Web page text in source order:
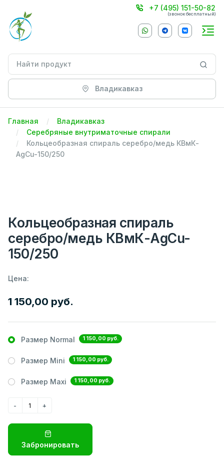
+7 (495) 151-50-82
(звонок бесплатный)
Владикавказ
Главная
Владикавказ
Серебряные внутриматочные спирали
Кольцеобразная спираль серебро/медь КВмК-
AgCu-150/250
Кольцеобразная спираль
серебро/медь КВмК-AgCu-
150/250
Цена:
1 150,00 руб.
Размер Normal 1 150,00 руб.
Размер Mini 1 150,00 руб.
Размер Maxi 1 150,00 руб.
Забронировать